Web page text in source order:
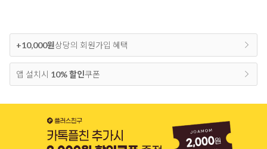
+10,000원상당의 회원가입 혜택
앱 설치시 10% 할인쿠폰